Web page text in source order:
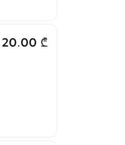
20.00 ₾